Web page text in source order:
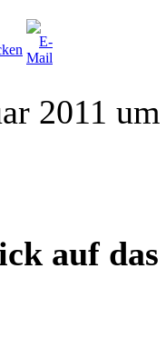
2011
auf